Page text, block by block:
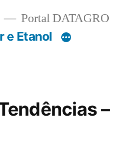
Portal DATAGRO
e Etanol
–